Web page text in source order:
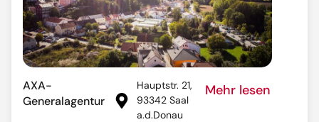
AXA-
Generalagentur
Hauptstr. 21,
93342 Saal
a.d.Donau
Mehr lesen